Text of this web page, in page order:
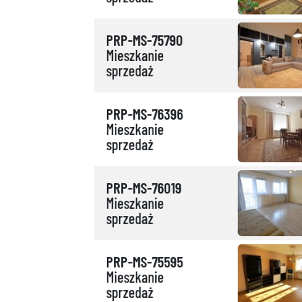
PRP-MS-75790
Mieszkanie
sprzedaż
PRP-MS-76396
Mieszkanie
sprzedaż
PRP-MS-76019
Mieszkanie
sprzedaż
PRP-MS-75595
Mieszkanie
sprzedaż